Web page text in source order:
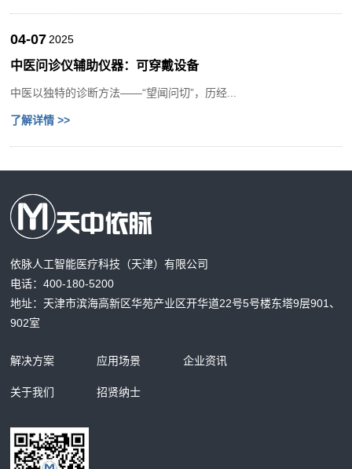
04-07 2025
中医问诊仪辅助仪器：可穿戴设备
中医以独特的诊断方法——“望闻问切”，历经...
了解详情 >>
依脉人工智能医疗科技（天津）有限公司
电话：400-180-5200
地址：天津市滨海高新区华苑产业区开华道22号5号楼东塔9层901、
902室
解决方案 应用场景 企业资讯
关于我们 招贤纳士